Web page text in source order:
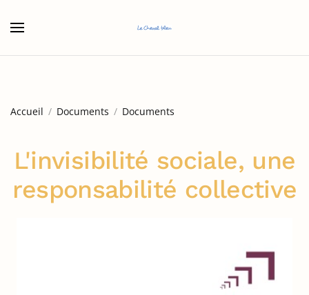
Accueil Documents Documents
L'invisibilité sociale, une
responsabilité collective